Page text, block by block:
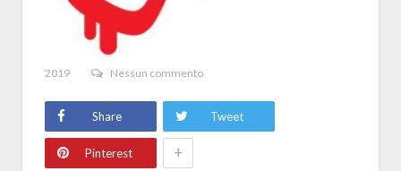
2019 Nessun commento
Share Tweet
Pinterest +